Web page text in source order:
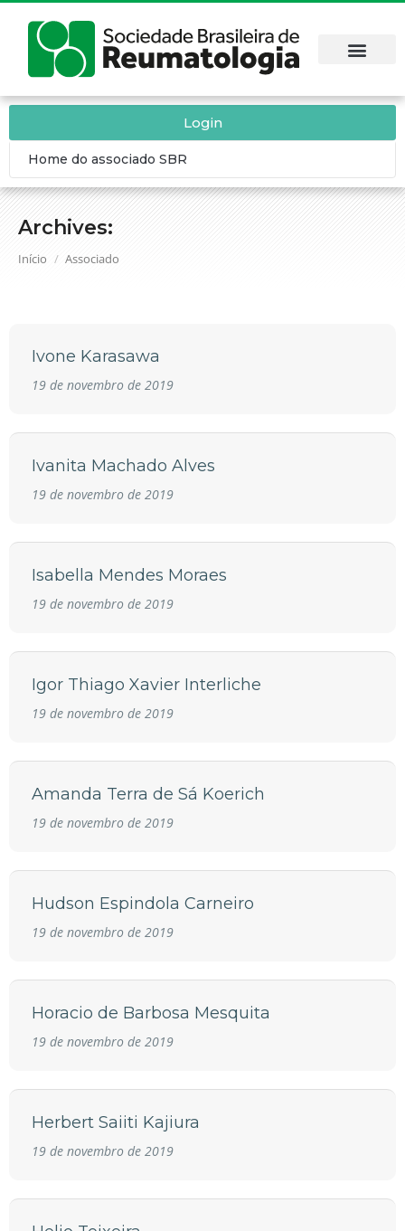
Archives:
Você está aqui:
Início Associado
Login
Home do associado SBR
Ivone Karasawa
19 de novembro de 2019
Ivanita Machado Alves
19 de novembro de 2019
Isabella Mendes Moraes
19 de novembro de 2019
Igor Thiago Xavier Interliche
19 de novembro de 2019
Amanda Terra de Sá Koerich
19 de novembro de 2019
Hudson Espindola Carneiro
19 de novembro de 2019
Horacio de Barbosa Mesquita
19 de novembro de 2019
Herbert Saiiti Kajiura
19 de novembro de 2019